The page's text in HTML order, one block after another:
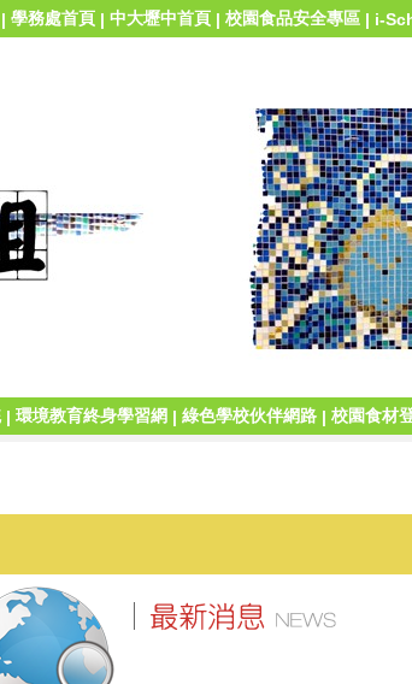
學務處首頁 | 中大壢中首頁 | 校園食品安全專區| i-
| 環境教育終身學習網 | 綠色學校伙伴網路 | 校園食材